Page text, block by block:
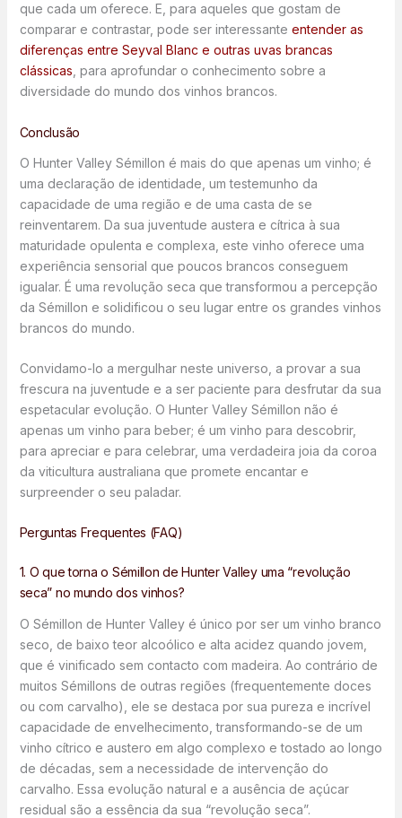
que cada um oferece. E, para aqueles que gostam de
comparar e contrastar, pode ser interessante entender as
diferenças entre Seyval Blanc e outras uvas brancas
clássicas , para aprofundar o conhecimento sobre a
diversidade do mundo dos vinhos brancos.
Conclusão
O Hunter Valley Sémillon é mais do que apenas um vinho; é
uma declaração de identidade, um testemunho da
capacidade de uma região e de uma casta de se
reinventarem. Da sua juventude austera e cítrica à sua
maturidade opulenta e complexa, este vinho oferece uma
experiência sensorial que poucos brancos conseguem
igualar. É uma revolução seca que transformou a percepção
da Sémillon e solidificou o seu lugar entre os grandes vinhos
brancos do mundo.
Convidamo-lo a mergulhar neste universo, a provar a sua
frescura na juventude e a ser paciente para desfrutar da sua
espetacular evolução. O Hunter Valley Sémillon não é
apenas um vinho para beber; é um vinho para descobrir,
para apreciar e para celebrar, uma verdadeira joia da coroa
da viticultura australiana que promete encantar e
surpreender o seu paladar.
Perguntas Frequentes (FAQ)
1. O que torna o Sémillon de Hunter Valley uma “revolução
seca” no mundo dos vinhos?
O Sémillon de Hunter Valley é único por ser um vinho branco
seco, de baixo teor alcoólico e alta acidez quando jovem,
que é vinificado sem contacto com madeira. Ao contrário de
muitos Sémillons de outras regiões (frequentemente doces
ou com carvalho), ele se destaca por sua pureza e incrível
capacidade de envelhecimento, transformando-se de um
vinho cítrico e austero em algo complexo e tostado ao longo
de décadas, sem a necessidade de intervenção do
carvalho. Essa evolução natural e a ausência de açúcar
residual são a essência da sua “revolução seca”.